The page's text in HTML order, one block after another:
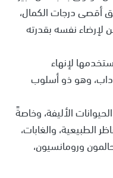
أقصى درجات الكمال،
نفسه بقدرته
لإنهاء
وهو ذو أسلوب
الأليفة، وخاصةً
الطبيعية، والغابات،
ورومانسيون،